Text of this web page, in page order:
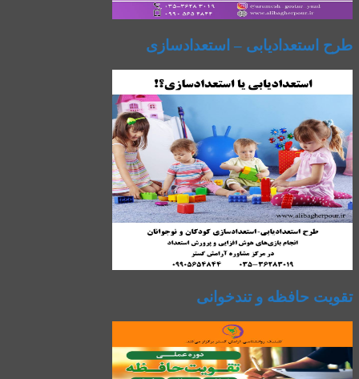
طرح استعدادیابی – استعدادسازی
تقویت حافظه و تندخوانی